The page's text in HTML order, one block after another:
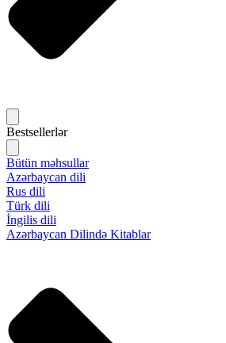
Bestsellerlər
Bütün məhsullar
Azərbaycan dili
Rus dili
Türk dili
İngilis dili
Azərbaycan Dilində Kitablar